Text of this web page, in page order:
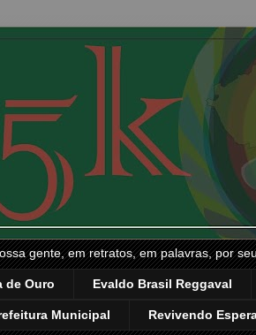
gente, em retratos, em palavras, por
de Ouro Evaldo Brasil Reggaval
Municipal Revivendo